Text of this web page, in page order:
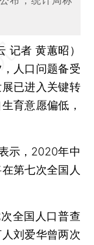
记者 黄蕙昭）
人口问题备受
已进入关键转
育意愿偏低，
示，2020年中
第七次全国人
全国人口普查
刘爱华曾两次